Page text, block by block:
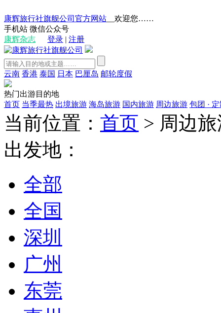
康辉旅行社旗舰公司官方网站 __欢迎您……
手机站 微信公众号
康辉杂志
登录 | 注册
云南 香港 泰国 日本 巴厘岛 邮轮度假
热门出游目的地
首页 当季最热 出境旅游 海岛旅游 国内旅游 周边旅游 包团 ·
当前位置： 首页 > 周边
出发地：
全部
全国
深圳
广州
东莞